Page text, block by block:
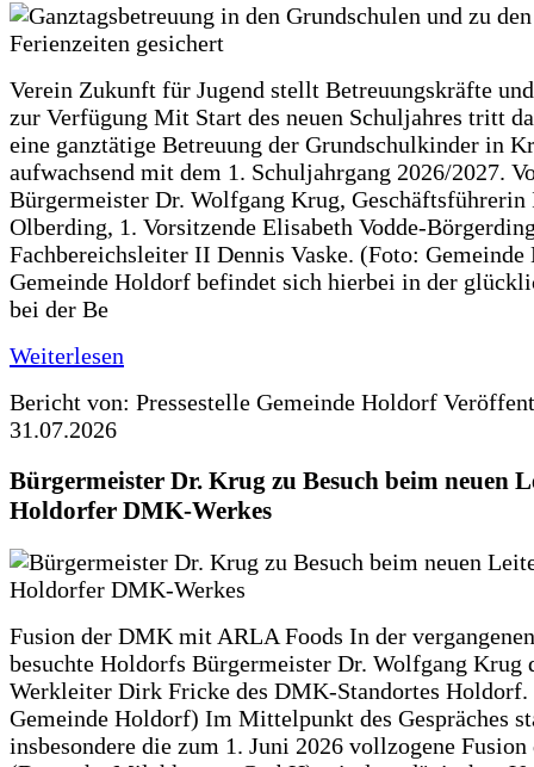
Verein Zukunft für Jugend stellt Betreuungskräfte
zur Verfügung Mit Start des neuen Schuljahres tritt
eine ganztätige Betreuung der Grundschulkinder in
aufwachsend mit dem 1. Schuljahrgang 2026/2027.
Bürgermeister Dr. Wolfgang Krug, Geschäftsführerin
Olberding, 1. Vorsitzende Elisabeth Vodde-
Fachbereichsleiter II Dennis Vaske. (Foto:
Gemeinde Holdorf befindet sich hierbei in der
bei der Be
Weiterlesen
Bericht von: Pressestelle Gemeinde Holdorf
31.07.2026
Bürgermeister Dr. Krug zu Besuch beim neuen
Holdorfer DMK-Werkes
Fusion der DMK mit ARLA Foods In der
besuchte Holdorfs Bürgermeister Dr. Wolfgang Krug
Werkleiter Dirk Fricke des DMK-Standortes Holdorf.
Gemeinde Holdorf) Im Mittelpunkt des Gespräches
insbesondere die zum 1. Juni 2026 vollzogene